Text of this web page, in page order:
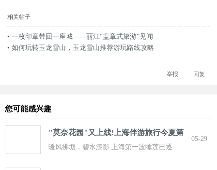
相关帖子
• 一枚印章带回一座城——丽江“盖章式旅游”见闻
• 如何玩转玉龙雪山，玉龙雪山推荐游玩路线攻略
回复
举报
您可能感兴趣
"莫奈花园"又上线!上海伴游旅行今夏第
一波
暖风拂塘，碧水漾影 上海第一波睡莲已逐
步“复苏” 粉白嫣红的花朵浮于水面 趁花期正
05-29